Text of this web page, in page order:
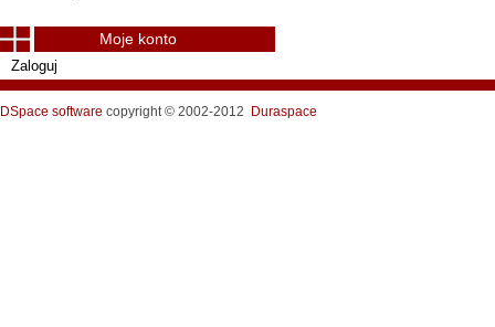
Moje konto
Zaloguj
DSpace software copyright © 2002-2012 Duraspace